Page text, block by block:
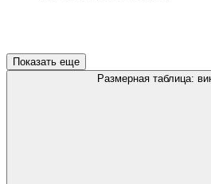
Показать еще
Размерная таблица: